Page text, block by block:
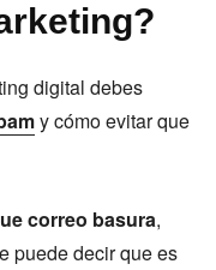
digital debes
y cómo evitar que
correo basura,
puede decir que es